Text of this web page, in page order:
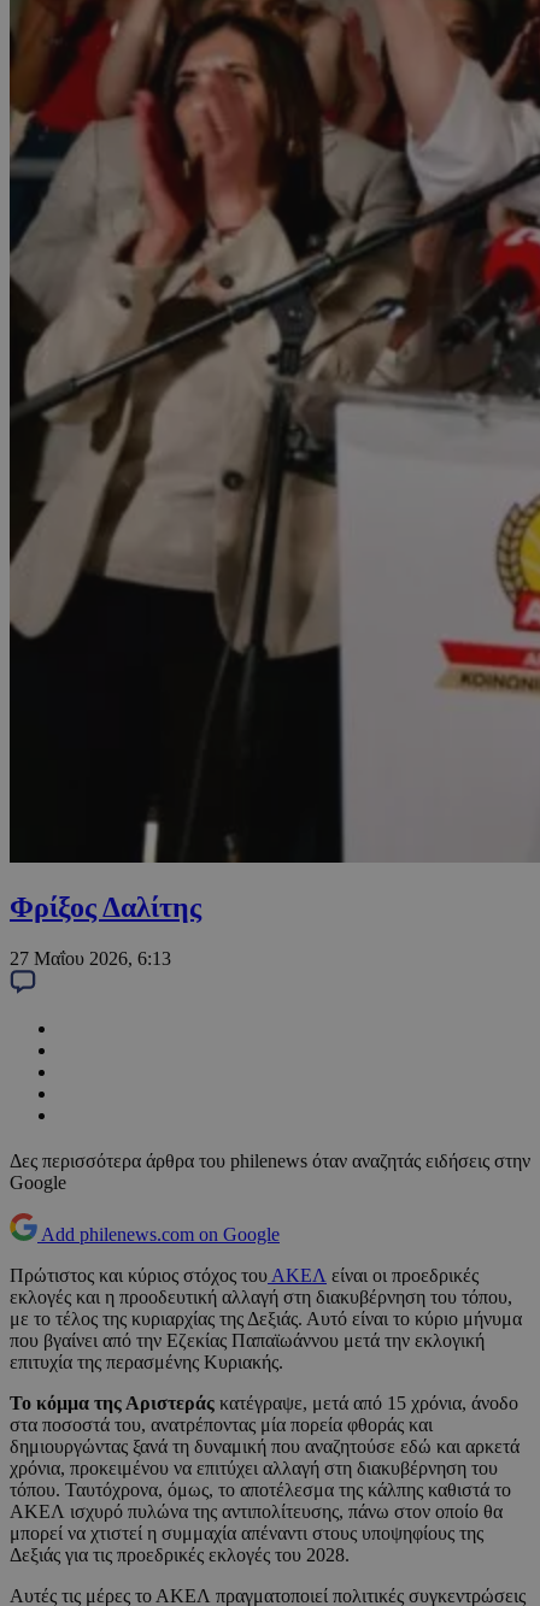
Φρίξος Δαλίτης
27 Μαΐου 2026, 6:13
Δες περισσότερα άρθρα του philenews όταν αναζητάς ειδήσεις στην
Google
Add philenews.com on Google
Πρώτιστος και κύριος στόχος του ΑΚΕΛ είναι οι προεδρικές
εκλογές και η προοδευτική αλλαγή στη διακυβέρνηση του τόπου,
με το τέλος της κυριαρχίας της Δεξιάς. Αυτό είναι το κύριο μήνυμα
που βγαίνει από την Εζεκίας Παπαϊωάννου μετά την εκλογική
επιτυχία της περασμένης Κυριακής.
Το κόμμα της Αριστεράς κατέγραψε, μετά από 15 χρόνια, άνοδο
στα ποσοστά του, ανατρέποντας μία πορεία φθοράς και
δημιουργώντας ξανά τη δυναμική που αναζητούσε εδώ και αρκετά
χρόνια, προκειμένου να επιτύχει αλλαγή στη διακυβέρνηση του
τόπου. Ταυτόχρονα, όμως, το αποτέλεσμα της κάλπης καθιστά το
ΑΚΕΛ ισχυρό πυλώνα της αντιπολίτευσης, πάνω στον οποίο θα
μπορεί να χτιστεί η συμμαχία απέναντι στους υποψηφίους της
Δεξιάς για τις προεδρικές εκλογές του 2028.
Αυτές τις μέρες το ΑΚΕΛ πραγματοποιεί πολιτικές συγκεντρώσεις